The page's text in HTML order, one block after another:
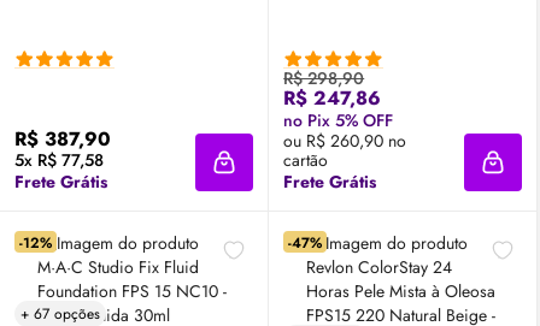
R$ 387,90
5x R$ 77,58
Frete Grátis
Adicionar à sacola
R$ 298,90
R$ 247,86
no Pix 5% OFF
ou R$ 260,90 no
cartão
Frete Grátis
-12%
+ 67 opções
-47%